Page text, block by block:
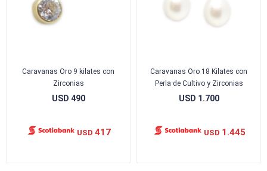
Caravanas Oro 9 kilates con
Zirconias
USD 490
USD 417
Caravanas Oro 18 Kilates con
Perla de Cultivo y Zirconias
USD 1.700
USD 1.445